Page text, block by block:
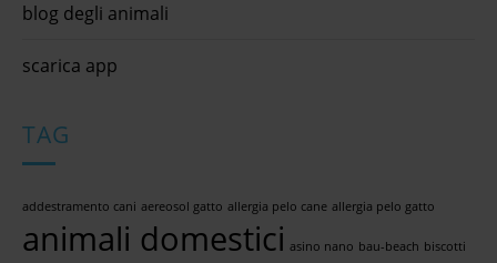
blog degli animali
scarica app
TAG
addestramento cani aereosol gatto allergia pelo cane allergia pelo gatto
animali domestici asino nano bau-beach biscotti